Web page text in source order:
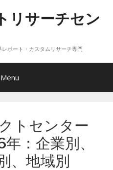
リサーチセン
ポート・カスタムリサーチ専門
Menu
トセンター
：企業別、
、地域別